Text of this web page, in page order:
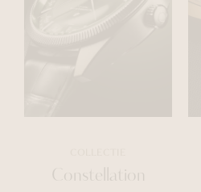
Constellation